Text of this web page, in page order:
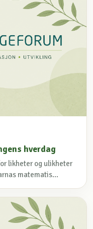
hverdag
likheter og ulikheter
matematis...